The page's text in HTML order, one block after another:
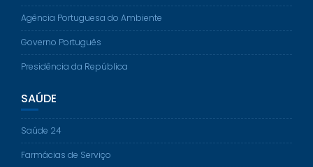
Agência Portuguesa do Ambiente
Governo Português
Presidência da República
SAÚDE
Saúde 24
Farmácias de Serviço